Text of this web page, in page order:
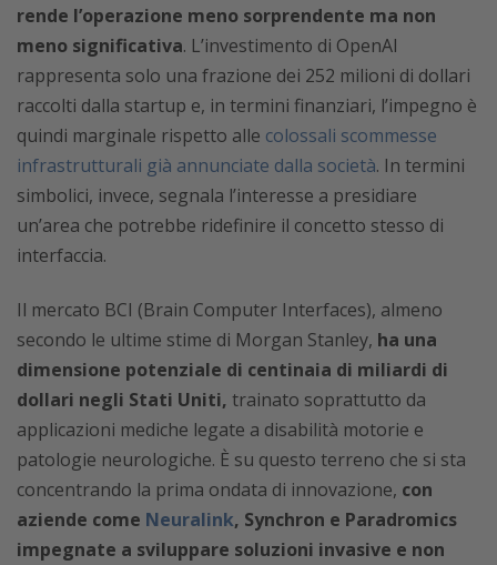
rende l’operazione meno sorprendente ma non
meno significativa. L’investimento di OpenAI
rappresenta solo una frazione dei 252 milioni di dollari
raccolti dalla startup e, in termini finanziari, l’impegno è
quindi marginale rispetto alle colossali scommesse
infrastrutturali già annunciate dalla società. In termini
simbolici, invece, segnala l’interesse a presidiare
un’area che potrebbe ridefinire il concetto stesso di
interfaccia.
Il mercato BCI (Brain Computer Interfaces), almeno
secondo le ultime stime di Morgan Stanley, ha una
dimensione potenziale di centinaia di miliardi di
dollari negli Stati Uniti, trainato soprattutto da
applicazioni mediche legate a disabilità motorie e
patologie neurologiche. È su questo terreno che si sta
concentrando la prima ondata di innovazione, con
aziende come Neuralink, Synchron e Paradromics
impegnate a sviluppare soluzioni invasive e non